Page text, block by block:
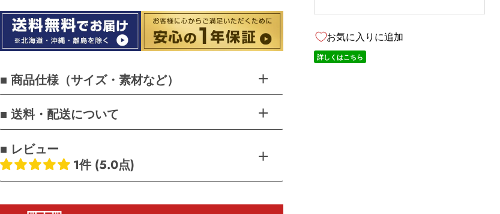
■ 商品仕様（サイズ・素材など）
■ 送料・配送について
■ レビュー
1件 (5.0点)
お客様のレビュー
お気に入りに追加
詳しくはこちら